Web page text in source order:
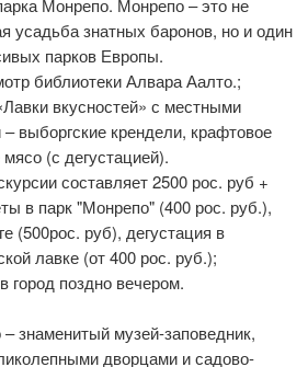
Монрепо. Монрепо – это не
усадьба знатных баронов, но и один
парков Европы.
библиотеки Алвара Аалто.;
вкусностей» с местными
выборгские крендели, крафтовое
(с дегустацией).
составляет 2500 рос. руб +
в парк "Монрепо" (400 рос. руб.),
(500рос. руб), дегустация в
лавке (от 400 рос. руб.);
город поздно вечером.
знаменитый музей-заповедник,
дворцами и садово-